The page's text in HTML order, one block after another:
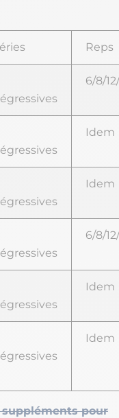
Reps
6/8/
Idem
Idem
6/8/
Idem
Idem
pour